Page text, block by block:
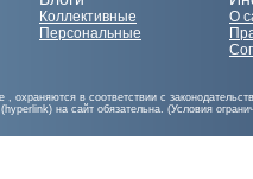
Коллективные
Персональные
О
, охраняются в соответствии с
на сайт обязательна. (Условия